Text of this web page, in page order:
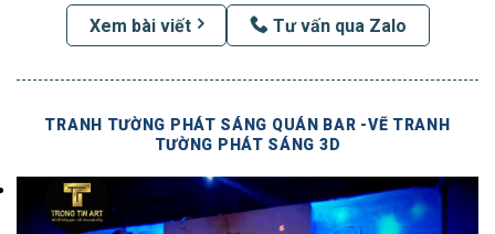
Xem bài viết Tư vấn qua Zalo
TRANH TƯỜNG PHÁT SÁNG QUÁN BAR -VẼ TRANH
TƯỜNG PHÁT SÁNG 3D